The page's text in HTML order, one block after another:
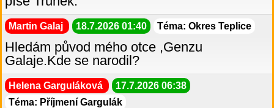
Martin Galaj 18.7.2026 01:40 Téma: Okres Teplice
Hledám původ mého otce ,Genzu
Galaje.Kde se narodil?
Helena Garguláková
17.7.2026 06:38
Téma: Příjmení Gargulák